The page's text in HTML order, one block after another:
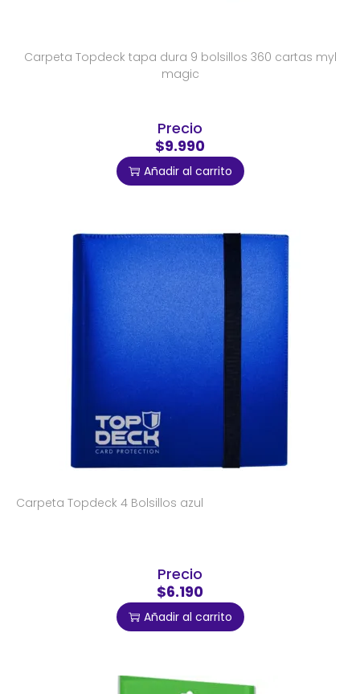
Carpeta Topdeck tapa dura 9 bolsillos 360 cartas myl
magic
Precio
$9.990
Añadir al carrito
Carpeta Topdeck 4 Bolsillos azul
Precio
$6.190
Añadir al carrito